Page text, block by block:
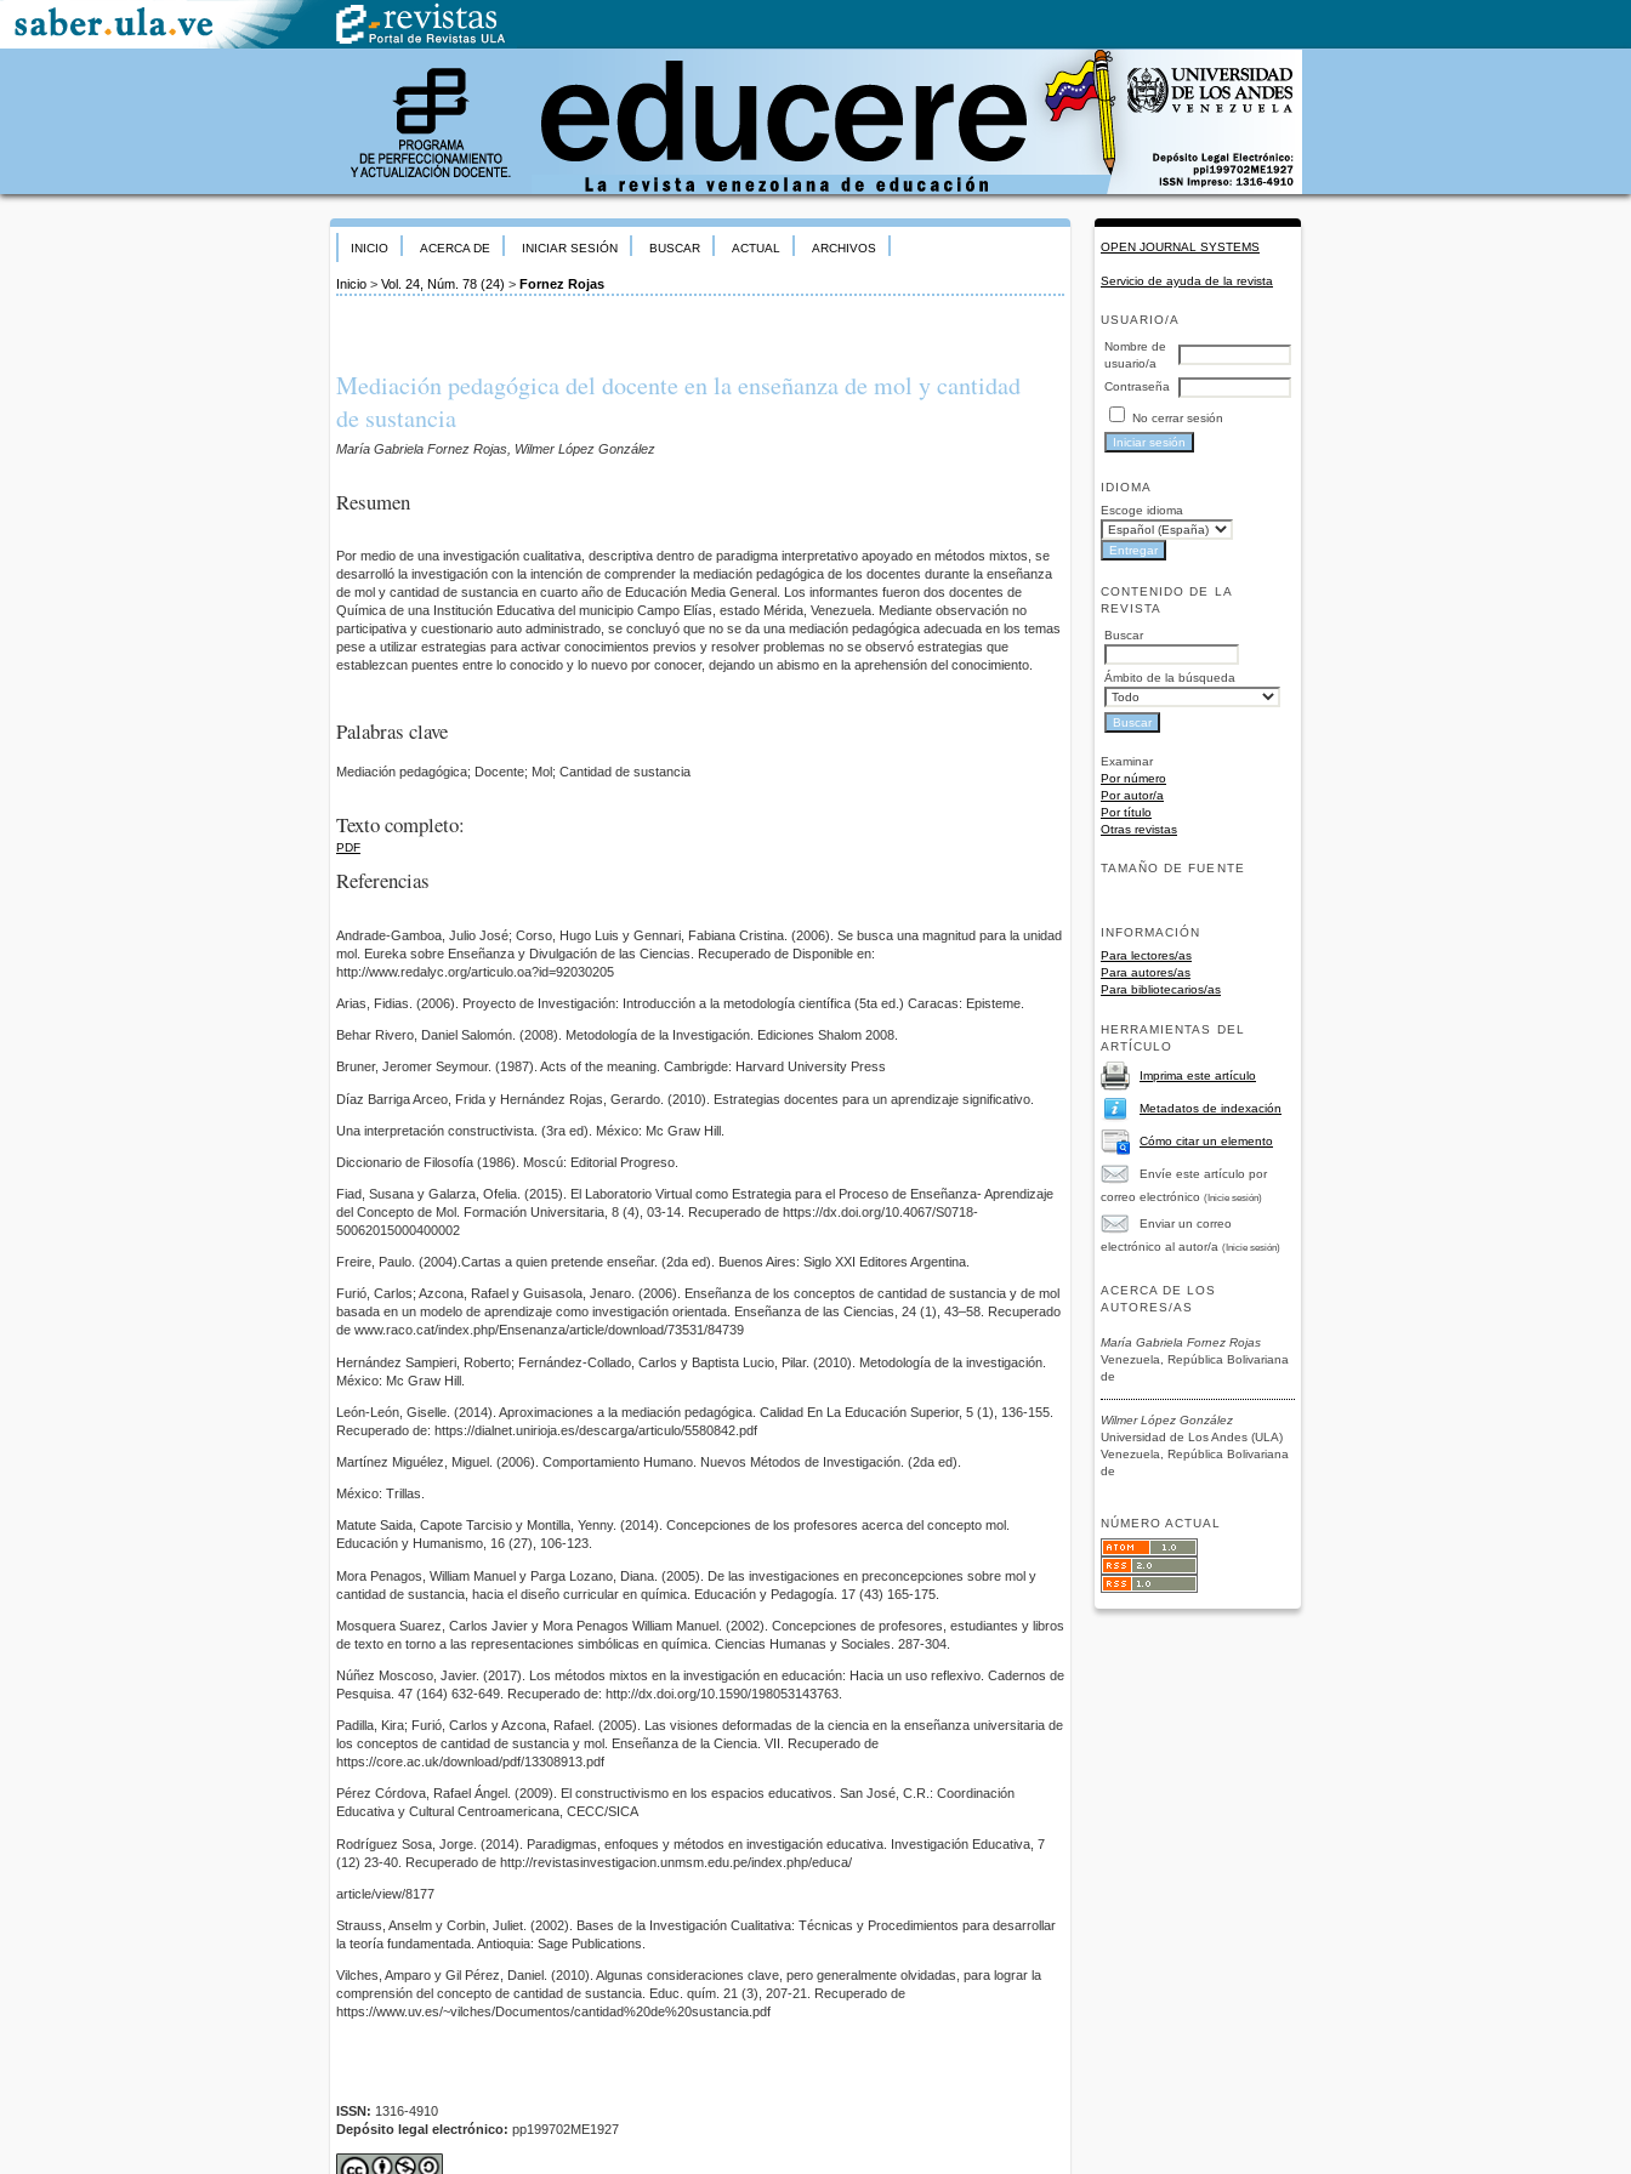
OPEN JOURNAL SYSTEMS
Servicio de ayuda de la revista
USUARIO/A
Nombre de
usuario/a
Contraseña
No cerrar sesión
IDIOMA
Escoge idioma
CONTENIDO DE LA
REVISTA
Buscar
Ámbito de la búsqueda
Examinar
Por número
Por autor/a
Por título
Otras revistas
TAMAÑO DE FUENTE
INFORMACIÓN
Para lectores/as
Para autores/as
Para bibliotecarios/as
HERRAMIENTAS DEL
ARTÍCULO
Imprima este artículo
Metadatos de indexación
Cómo citar un elemento
Envíe este artículo por
correo electrónico (Inicie sesión)
Enviar un correo
electrónico al autor/a (Inicie sesión)
ACERCA DE LOS
AUTORES/AS
María Gabriela Fornez Rojas
Venezuela, República Bolivariana
de
Wilmer López González
Universidad de Los Andes (ULA)
Venezuela, República Bolivariana
de
NÚMERO ACTUAL
INICIO ACERCA DE INICIAR SESIÓN BUSCAR ACTUAL ARCHIVOS
Inicio > Vol. 24, Núm. 78 (24) > Fornez Rojas
Mediación pedagógica del docente en la enseñanza de mol y cantidad
de sustancia
María Gabriela Fornez Rojas, Wilmer López González
Resumen
Por medio de una investigación cualitativa, descriptiva dentro de paradigma interpretativo apoyado en métodos mixtos, se
desarrolló la investigación con la intención de comprender la mediación pedagógica de los docentes durante la enseñanza
de mol y cantidad de sustancia en cuarto año de Educación Media General. Los informantes fueron dos docentes de
Química de una Institución Educativa del municipio Campo Elías, estado Mérida, Venezuela. Mediante observación no
participativa y cuestionario auto administrado, se concluyó que no se da una mediación pedagógica adecuada en los temas
pese a utilizar estrategias para activar conocimientos previos y resolver problemas no se observó estrategias que
establezcan puentes entre lo conocido y lo nuevo por conocer, dejando un abismo en la aprehensión del conocimiento.
Palabras clave
Mediación pedagógica; Docente; Mol; Cantidad de sustancia
Texto completo:
PDF
Referencias
Andrade-Gamboa, Julio José; Corso, Hugo Luis y Gennari, Fabiana Cristina. (2006). Se busca una magnitud para la unidad
mol. Eureka sobre Enseñanza y Divulgación de las Ciencias. Recuperado de Disponible en:
http://www.redalyc.org/articulo.oa?id=92030205
Arias, Fidias. (2006). Proyecto de Investigación: Introducción a la metodología científica (5ta ed.) Caracas: Episteme.
Behar Rivero, Daniel Salomón. (2008). Metodología de la Investigación. Ediciones Shalom 2008.
Bruner, Jeromer Seymour. (1987). Acts of the meaning. Cambrigde: Harvard University Press
Díaz Barriga Arceo, Frida y Hernández Rojas, Gerardo. (2010). Estrategias docentes para un aprendizaje significativo.
Una interpretación constructivista. (3ra ed). México: Mc Graw Hill.
Diccionario de Filosofía (1986). Moscú: Editorial Progreso.
Fiad, Susana y Galarza, Ofelia. (2015). El Laboratorio Virtual como Estrategia para el Proceso de Enseñanza- Aprendizaje
del Concepto de Mol. Formación Universitaria, 8 (4), 03-14. Recuperado de https://dx.doi.org/10.4067/S0718-
50062015000400002
Freire, Paulo. (2004).Cartas a quien pretende enseñar. (2da ed). Buenos Aires: Siglo XXI Editores Argentina.
Furió, Carlos; Azcona, Rafael y Guisasola, Jenaro. (2006). Enseñanza de los conceptos de cantidad de sustancia y de mol
basada en un modelo de aprendizaje como investigación orientada. Enseñanza de las Ciencias, 24 (1), 43–58. Recuperado
de www.raco.cat/index.php/Ensenanza/article/download/73531/84739
Hernández Sampieri, Roberto; Fernández-Collado, Carlos y Baptista Lucio, Pilar. (2010). Metodología de la investigación.
México: Mc Graw Hill.
León-León, Giselle. (2014). Aproximaciones a la mediación pedagógica. Calidad En La Educación Superior, 5 (1), 136-155.
Recuperado de: https://dialnet.unirioja.es/descarga/articulo/5580842.pdf
Martínez Miguélez, Miguel. (2006). Comportamiento Humano. Nuevos Métodos de Investigación. (2da ed).
México: Trillas.
Matute Saida, Capote Tarcisio y Montilla, Yenny. (2014). Concepciones de los profesores acerca del concepto mol.
Educación y Humanismo, 16 (27), 106-123.
Mora Penagos, William Manuel y Parga Lozano, Diana. (2005). De las investigaciones en preconcepciones sobre mol y
cantidad de sustancia, hacia el diseño curricular en química. Educación y Pedagogía. 17 (43) 165-175.
Mosquera Suarez, Carlos Javier y Mora Penagos William Manuel. (2002). Concepciones de profesores, estudiantes y libros
de texto en torno a las representaciones simbólicas en química. Ciencias Humanas y Sociales. 287-304.
Núñez Moscoso, Javier. (2017). Los métodos mixtos en la investigación en educación: Hacia un uso reflexivo. Cadernos de
Pesquisa. 47 (164) 632-649. Recuperado de: http://dx.doi.org/10.1590/198053143763.
Padilla, Kira; Furió, Carlos y Azcona, Rafael. (2005). Las visiones deformadas de la ciencia en la enseñanza universitaria de
los conceptos de cantidad de sustancia y mol. Enseñanza de la Ciencia. VII. Recuperado de
https://core.ac.uk/download/pdf/13308913.pdf
Pérez Córdova, Rafael Ángel. (2009). El constructivismo en los espacios educativos. San José, C.R.: Coordinación
Educativa y Cultural Centroamericana, CECC/SICA
Rodríguez Sosa, Jorge. (2014). Paradigmas, enfoques y métodos en investigación educativa. Investigación Educativa, 7
(12) 23-40. Recuperado de http://revistasinvestigacion.unmsm.edu.pe/index.php/educa/
article/view/8177
Strauss, Anselm y Corbin, Juliet. (2002). Bases de la Investigación Cualitativa: Técnicas y Procedimientos para desarrollar
la teoría fundamentada. Antioquia: Sage Publications.
Vilches, Amparo y Gil Pérez, Daniel. (2010). Algunas consideraciones clave, pero generalmente olvidadas, para lograr la
comprensión del concepto de cantidad de sustancia. Educ. quím. 21 (3), 207-21. Recuperado de
https://www.uv.es/~vilches/Documentos/cantidad%20de%20sustancia.pdf
ISSN: 1316-4910
Depósito legal electrónico: pp199702ME1927